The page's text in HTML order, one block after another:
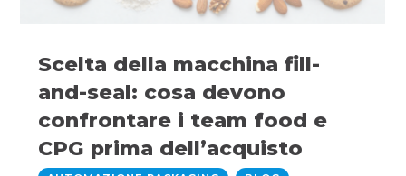
Scelta della macchina fill-
and-seal: cosa devono
confrontare i team food e
CPG prima dell’acquisto